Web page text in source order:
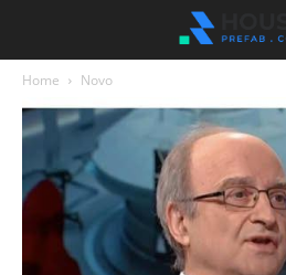
Home Novo